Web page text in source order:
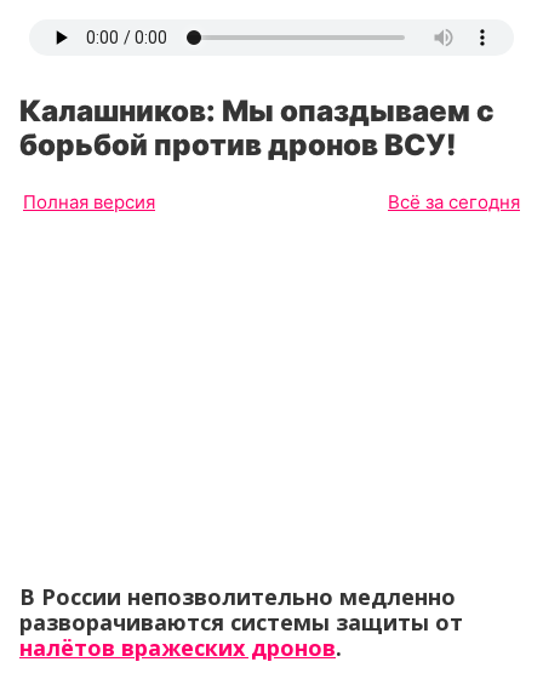
Калашников: Мы опаздываем с
борьбой против дронов ВСУ!
Полная версия Всё за сегодня
В России непозволительно медленно
разворачиваются системы защиты от
налётов вражеских дронов.